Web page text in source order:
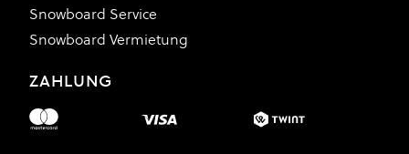
Snowboard Service
Snowboard Vermietung
ZAHLUNG